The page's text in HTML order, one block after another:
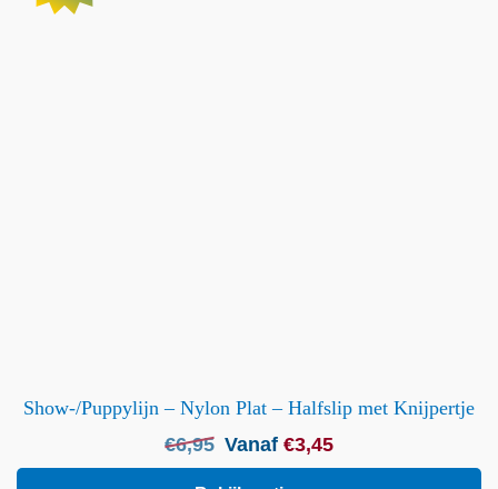
Show-/Puppylijn – Nylon Plat – Halfslip met Knijpertje
€6,95 Oorspronkelijke
prijs
Vanaf €3,45Huidige
prijs